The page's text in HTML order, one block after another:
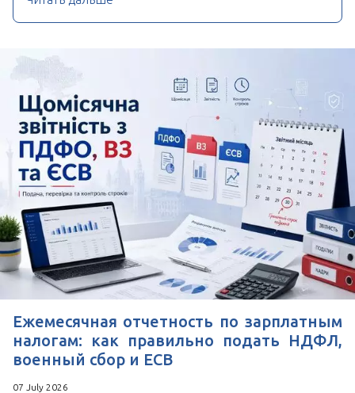
Ежемесячная отчетность по зарплатным
налогам: как правильно подать НДФЛ,
военный сбор и ЕСВ
07 July 2026